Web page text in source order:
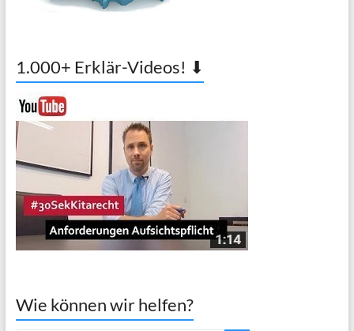
1.000+ Erklär-Videos! ⬇
Wie können wir helfen?